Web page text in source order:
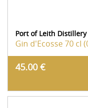
Port of Leith
Gin d'Ecosse70 cl
45.00 €